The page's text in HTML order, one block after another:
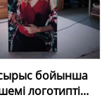
бойынша
логотипті